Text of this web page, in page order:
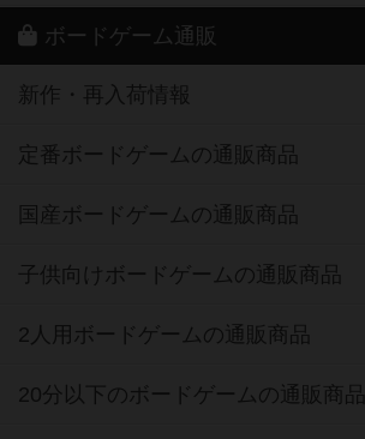
ボードゲーム通販
新作・再入荷情報
定番ボードゲームの通販商品
国産ボードゲームの通販商品
子供向けボードゲームの通販商品
2人用ボードゲームの通販商品
20分以下のボードゲームの通販商品